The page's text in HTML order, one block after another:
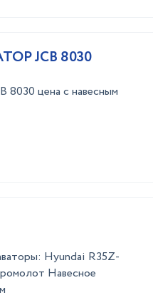
JCB 8030
цена с навесным
Hyundai R35Z-
Навесное